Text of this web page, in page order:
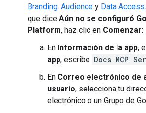
Branding, Audience y Data Access
que dice Aún no se configuró
Platform, haz clic en Comenzar:
En Información de la app,
app, escribe Docs MCP
En Correo electrónico de
usuario, selecciona tu
electrónico o un Grupo de